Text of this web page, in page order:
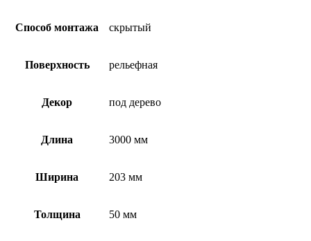
Способ монтажа скрытый
Поверхность рельефная
Декор под дерево
Длина 3000 мм
Ширина 203 мм
Толщина 50 мм